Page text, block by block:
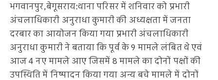
भगवानपुर,बेगूसराय:थाना परिसर में शनिवार को प्रभारी
अंचलाधिकारी अनुराधा कुमारी की अध्यक्षता में जनता
दरबार का आयोजन किया गया प्रभारी अंचलाधिकारी
अनुराधा कुमारी ने बताया कि पूर्व के 9 मामले लंबित थे एवं
आज 4 नए मामले आए जिसमें 8 मामले का दोनों पक्षों की
उपस्थिति में निष्पादन किया गया अन्य बचे मामले में दोनों